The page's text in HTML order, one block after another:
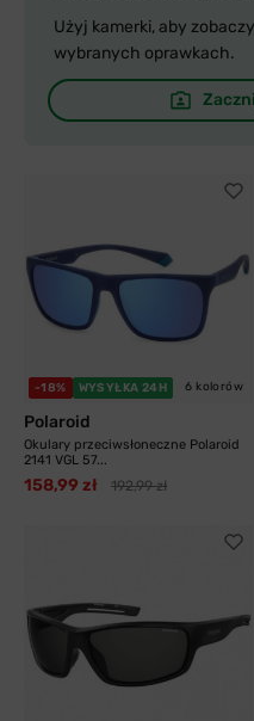
Użyj kamerki, aby
wybranych oprawkach.
-18% WYSYŁKA 24H 6 kolorów
Polaroid
Okulary przeciwsłoneczne Polaroid
2141 VGL 57...
158,99 zł 192,99 zł